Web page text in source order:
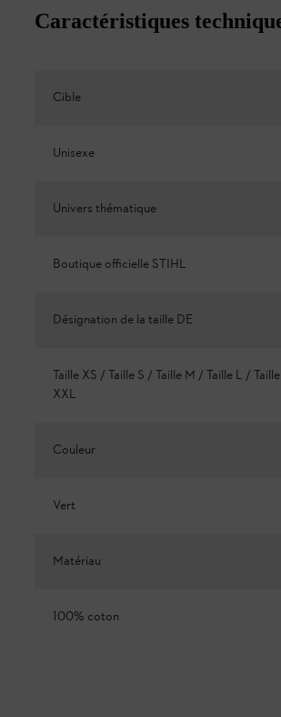
Caractéristiques
Cible
Unisexe
Univers thématique
Boutique officielle STIHL
Désignation de la taille DE
Taille XS / Taille S / Taille M / Taille L /
XXL
Couleur
Vert
Matériau
100% coton